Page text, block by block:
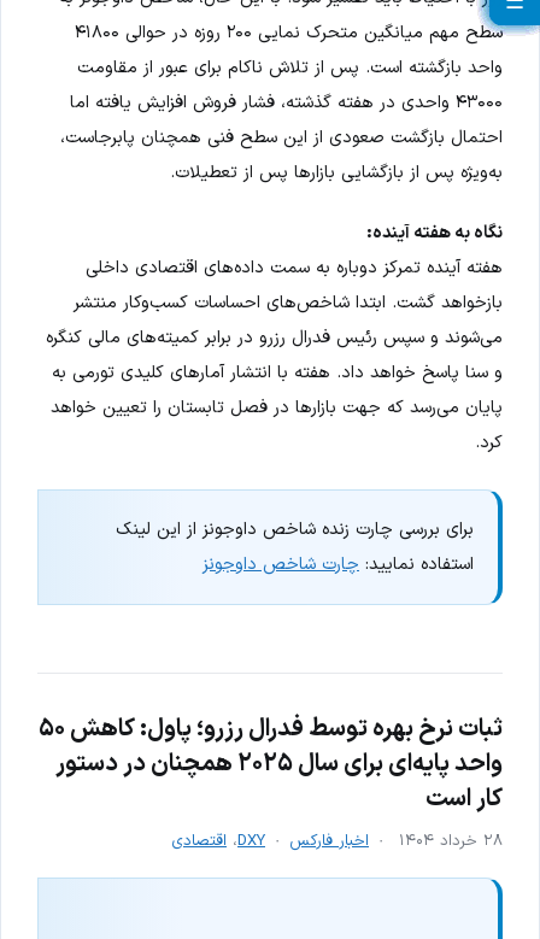
سطح مهم میانگین متحرک نمایی ۲۰۰ روزه در حوالی ۴۱۸۰۰
واحد بازگشته است. پس از تلاش ناکام برای عبور از مقاومت
۴۳۰۰۰ واحدی در هفته گذشته، فشار فروش افزایش یافته اما
احتمال بازگشت صعودی از این سطح فنی همچنان پابرجاست،
به‌ویژه پس از بازگشایی بازارها پس از تعطیلات.
نگاه به هفته آینده:
هفته آینده تمرکز دوباره به سمت داده‌های اقتصادی داخلی
بازخواهد گشت. ابتدا شاخص‌های احساسات کسب‌وکار منتشر
می‌شوند و سپس رئیس فدرال رزرو در برابر کمیته‌های مالی کنگره
و سنا پاسخ خواهد داد. هفته با انتشار آمارهای کلیدی تورمی به
پایان می‌رسد که جهت بازارها در فصل تابستان را تعیین خواهد
کرد.
برای بررسی چارت زنده شاخص داوجونز از این لینک
استفاده نمایید: چارت شاخص داوجونز
ثبات نرخ بهره توسط فدرال رزرو؛ پاول: کاهش ۵۰
واحد پایه‌ای برای سال ۲۰۲۵ همچنان در دستور
کار است
۲۸ خرداد ۱۴۰۴ اخبار فارکس DXY، اقتصادی